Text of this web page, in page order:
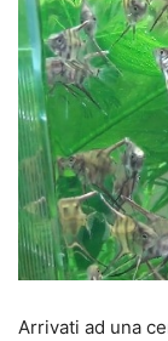
Arrivati ad una